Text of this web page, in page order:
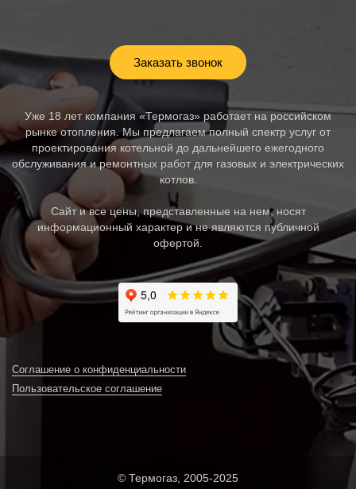
Заказать звонок
Уже 18 лет компания «Термогаз» работает на российском
рынке отопления. Мы предлагаем полный спектр услуг от
проектирования котельной до дальнейшего ежегодного
обслуживания и ремонтных работ для газовых и электрических
котлов.
Сайт и все цены, представленные на нем, носят
информационный характер и не являются публичной
офертой.
Соглашение о конфиденциальности
Пользовательское соглашение
© Термогаз, 2005-2025